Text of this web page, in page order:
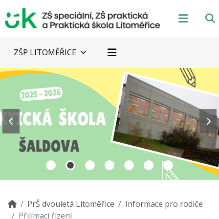
ZŠP LITOMĚŘICE
PrŠ dvouletá Litoměřice
Informace pro rodiče
Přijímací řízení